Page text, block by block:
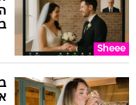
Sheee